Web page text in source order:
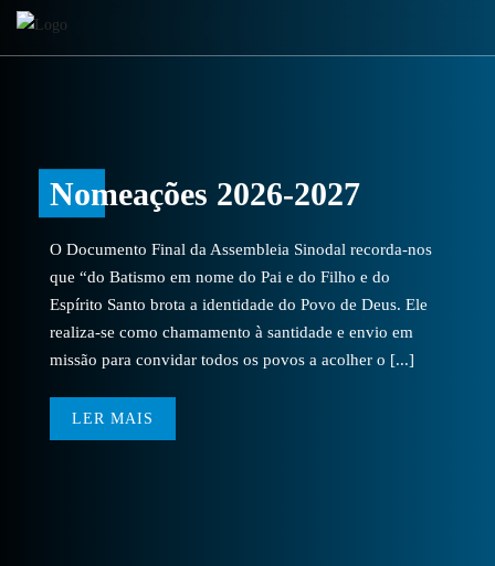
Nomeações 2026-2027
O Documento Final da Assembleia Sinodal recorda-nos
que “do Batismo em nome do Pai e do Filho e do
Espírito Santo brota a identidade do Povo de Deus. Ele
realiza-se como chamamento à santidade e envio em
missão para convidar todos os povos a acolher o [...]
LER MAIS